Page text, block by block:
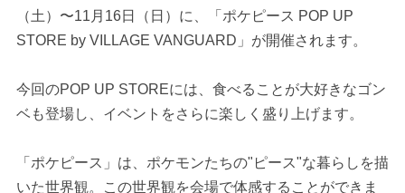
（土）〜11月16日（日）に、「ポケピース POP UP
STORE by VILLAGE VANGUARD」が開催されます。
今回のPOP UP STOREには、食べることが大好きなゴン
ベも登場し、イベントをさらに楽しく盛り上げます。
「ポケピース」は、ポケモンたちの"ピース"な暮らしを描
いた世界観。この世界観を会場で体感することができま